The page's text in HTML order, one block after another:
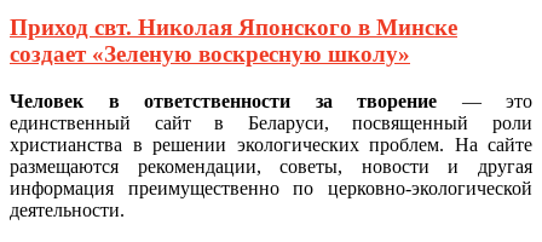
Приход свт. Николая Японского в Минске
создает «Зеленую воскресную школу»
Человек в ответственности за творение — это
единственный сайт в Беларуси, посвященный роли
христианства в решении экологических проблем. На сайте
размещаются рекомендации, советы, новости и другая
информация преимущественно по церковно-экологической
деятельности.